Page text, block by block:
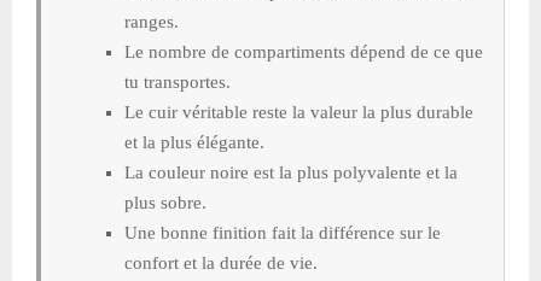
ranges.
Le nombre de compartiments dépend de ce que
tu transportes.
Le cuir véritable reste la valeur la plus durable
et la plus élégante.
La couleur noire est la plus polyvalente et la
plus sobre.
Une bonne finition fait la différence sur le
confort et la durée de vie.